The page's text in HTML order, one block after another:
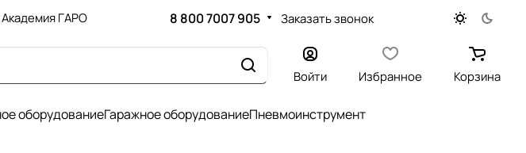
Академия ГАРО 8 800 7007 905 Заказать звонок
Войти Избранное Корзина
оборудованиеГаражное оборудованиеПневмоинструмент